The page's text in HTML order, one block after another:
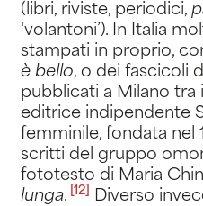
(libri, riviste, periodici,
‘volantoni’). In Italia
stampati in proprio,
è bello, o dei fascicoli
pubblicati a Milano tra
editrice indipendente
femminile, fondata nel
scritti del gruppo
fototesto di Maria
lunga. [12]
Diverso